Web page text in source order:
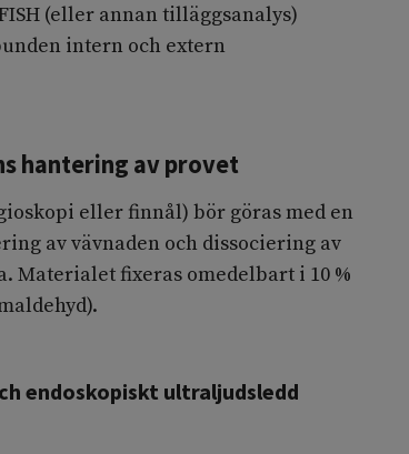
(eller annan tilläggsanalys)
intern och extern
hantering av provet
eller finnål) bör göras med en
av vävnaden och dissociering av
Materialet fixeras omedelbart i 10 %
endoskopiskt ultraljudsledd